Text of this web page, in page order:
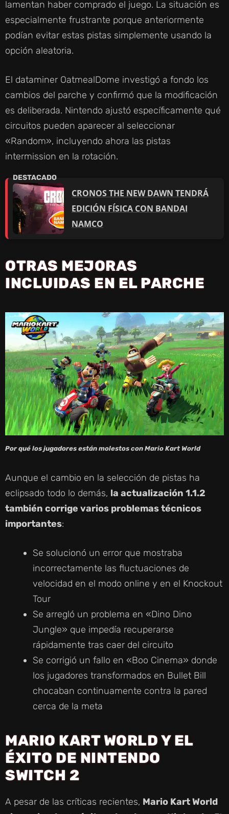
lamentan haber comprado el juego. La situación es
especialmente frustrante porque anteriormente
podían evitar estas pistas simplemente usando la
opción aleatoria.
El dataminer OatmealDome investigó a fondo los
cambios del parche y confirmó que la modificación
es deliberada. Nintendo ajustó específicamente qué
circuitos pueden aparecer al seleccionar
«Random», incluyendo ahora las pistas
intermission en la rotación.
CRONOS THE NEW DAWN TENDRÁ
EDICIÓN FÍSICA CON BANDAI
NAMCO
OTRAS MEJORAS
INCLUIDAS EN EL PARCHE
Por qué los jugadores están molestos con Mario Kart World
Aunque el cambio en la selección de pistas ha
eclipsado todo lo demás, la actualización 1.1.2
también corrige varios problemas técnicos
importantes:
Se solucionó un error que mostraba
incorrectamente las fluctuaciones de
velocidad en el modo online y en el Knockout
Tour
Se arregló un problema en «Dino Dino
Jungle» que impedía recuperarse
rápidamente tras caer del circuito
Se corrigió un fallo en «Boo Cinema» donde
los jugadores transformados en Bullet Bill
chocaban continuamente contra la pared
cerca de la meta
MARIO KART WORLD Y EL
ÉXITO DE NINTENDO
SWITCH 2
A pesar de las críticas recientes, Mario Kart World